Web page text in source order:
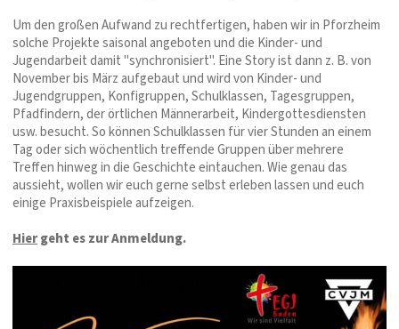
Um den großen Aufwand zu rechtfertigen, haben wir in Pforzheim
solche Projekte saisonal angeboten und die Kinder- und
Jugendarbeit damit "synchronisiert". Eine Story ist dann z. B. von
November bis März aufgebaut und wird von Kinder- und
Jugendgruppen, Konfigruppen, Schulklassen, Tagesgruppen,
Pfadfindern, der örtlichen Männerarbeit, Kindergottesdiensten
usw. besucht. So können Schulklassen für vier Stunden an einem
Tag oder sich wöchentlich treffende Gruppen über mehrere
Treffen hinweg in die Geschichte eintauchen. Wie genau das
aussieht, wollen wir euch gerne selbst erleben lassen und euch
einige Praxisbeispiele aufzeigen.
Hiergeht es zur Anmeldung.